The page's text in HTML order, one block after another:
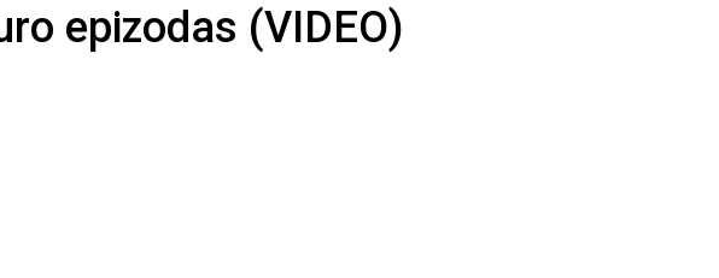
epizodas (VIDEO)